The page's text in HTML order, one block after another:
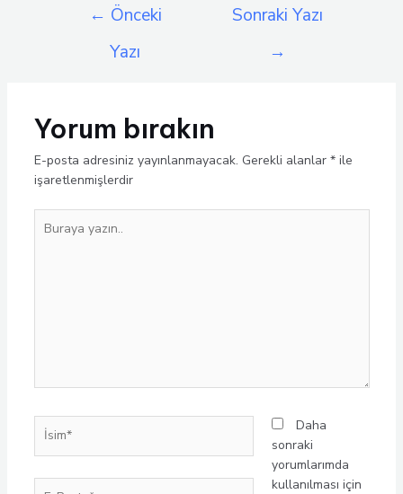
gezinmesi
← Önceki
Yazı
Sonraki Yazı
→
Yorum bırakın
E-posta adresiniz yayınlanmayacak. Gerekli alanlar *ile
işaretlenmişlerdir
yazın..
İsim*
Daha
sonraki
yorumlarımda
kullanılması için